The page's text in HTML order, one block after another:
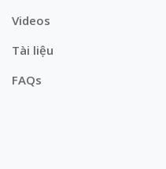
Videos
Tài liệu
FAQs